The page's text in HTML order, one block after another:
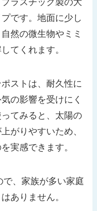
ラスチック製の大
です。地面に少し
然の微生物やミミ
てくれます。
ストは、耐久性に
の影響を受けにく
てみると、太陽の
がりやすいため、
実感できます。
、家族が多い家庭
ありません。